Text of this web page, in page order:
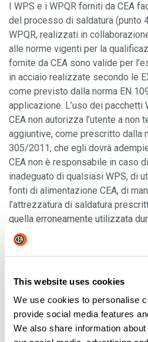
This website uses cookies
We use cookies to personalise
provide social media features
We also share information
I WPS e i WPQR forniti da CEA
del processo di saldatura (punto
WPQR, realizzati in
alle norme vigenti per la
fornite da CEA sono valide per
in acciaio realizzate secondo le
come previsto dalla norma EN
applicazione. L’uso dei pacchetti
CEA non autorizza l’utente a non
aggiuntive, come prescritto dalla
305/2011, che egli dovrà
CEA non è responsabile in caso
inadeguato di qualsiasi WPS, di
fonti di alimentazione CEA, di
l’attrezzatura di saldatura
quella erroneamente utilizzata
saldatura, di qualsiasi errore
nell’esecuzione delle WPQR/
Deve essere chiaro che solo
applicazione delle WPS fornite
conformità a quanto qui
L’utilizzatore è pienamente